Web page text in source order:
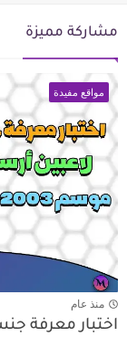
مشاركة مميزة
مواقع مفيدة
منذ عام
اختبار معرفة